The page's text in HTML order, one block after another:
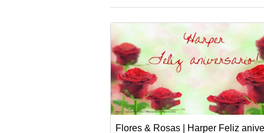
Flores & Rosas | Harper Feliz